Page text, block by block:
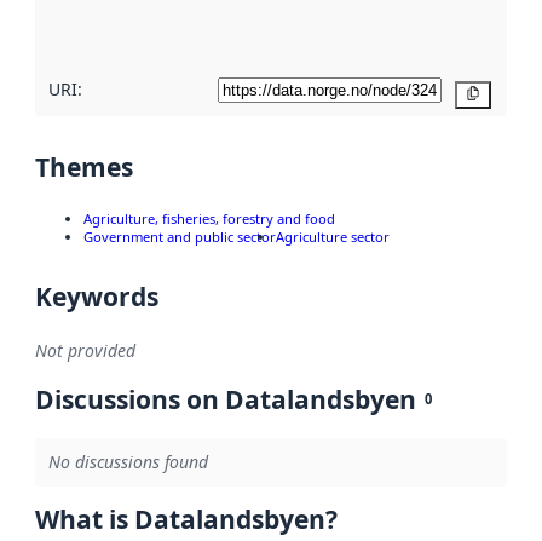
URI:
Themes
Agriculture, fisheries, forestry and food
Government and public sectorAgriculture sector
Keywords
Not provided
Discussions on Datalandsbyen 0
No discussions found
What is Datalandsbyen?